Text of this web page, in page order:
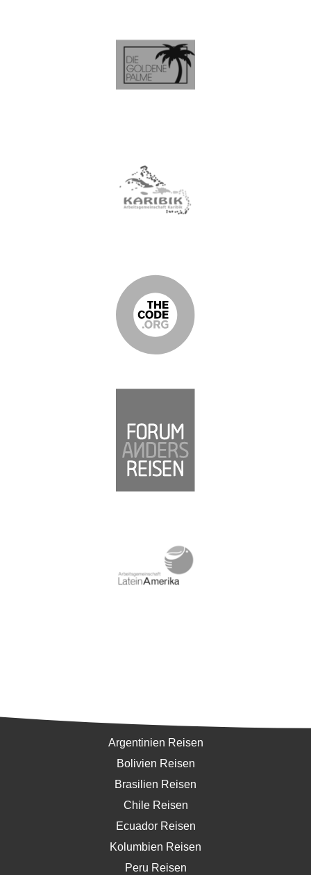
Argentinien Reisen
Bolivien Reisen
Brasilien Reisen
Chile Reisen
Ecuador Reisen
Kolumbien Reisen
Peru Reisen